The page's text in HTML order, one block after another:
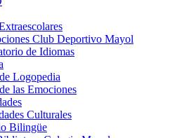
Club Deportivo Mayol
de Idiomas
Logopedia
las Emociones
Culturales
Bilingüe